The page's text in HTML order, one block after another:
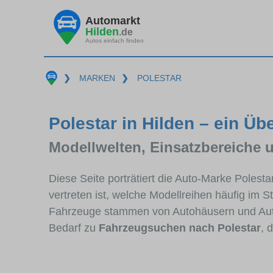
Automarkt
Hilden.de
Autos einfach finden
❯ MARKEN ❯ POLESTAR
Polestar in Hilden – ein
Modellwelten, Einsatzbereiche
Diese Seite porträtiert die Auto-Marke
vertreten ist, welche Modellreihen häufig im
Fahrzeuge stammen von Autohäusern und
Bedarf zu Fahrzeugsuchen nach Polestar,